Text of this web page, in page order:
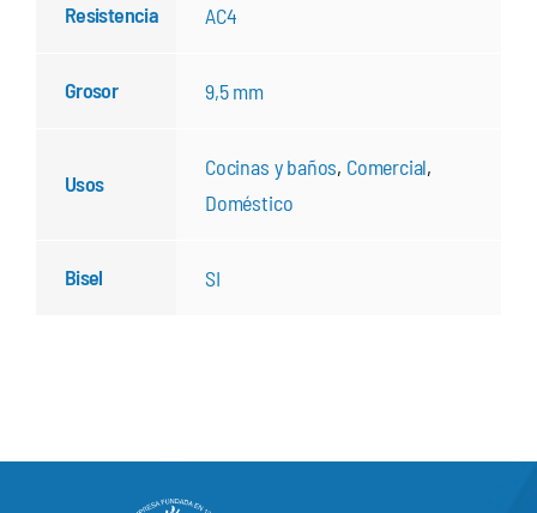
Resistencia AC4
Grosor 9,5 mm
Usos
Cocinas y baños, Comercial,
Doméstico
Bisel SI